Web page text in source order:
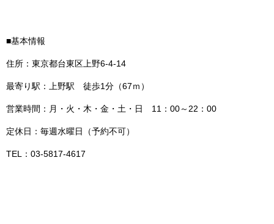
■基本情報
住所：東京都台東区上野6‐4‐14
最寄り駅：上野駅 徒歩1分（67ｍ）
営業時間：月・火・木・金・土・日 11：00～22：00
定休日：毎週水曜日（予約不可）
TEL：03‐5817‐4617